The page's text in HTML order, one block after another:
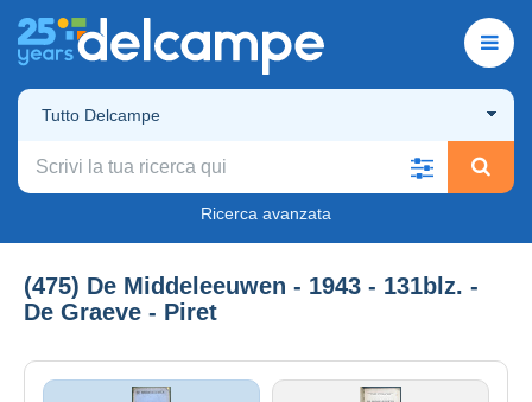
Tutto Delcampe
Ricerca avanzata
(475) De Middeleeuwen - 1943 - 131blz. -
De Graeve - Piret